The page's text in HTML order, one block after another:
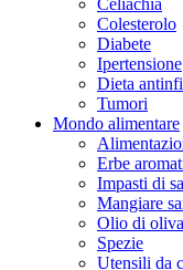
Colesterolo
Diabete
Ipertensione
Dieta
Tumori
Mondo alimentare
Erbe
Impasti di
Mangiare
Olio di oliva
Spezie
Utensili da